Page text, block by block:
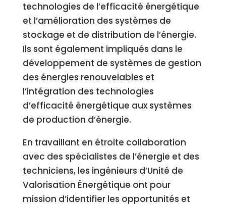
technologies de l’efficacité énergétique
et l’amélioration des systèmes de
stockage et de distribution de l’énergie.
Ils sont également impliqués dans le
développement de systèmes de gestion
des énergies renouvelables et
l’intégration des technologies
d’efficacité énergétique aux systèmes
de production d’énergie.
En travaillant en étroite collaboration
avec des spécialistes de l’énergie et des
techniciens, les ingénieurs d’Unité de
Valorisation Énergétique ont pour
mission d’identifier les opportunités et